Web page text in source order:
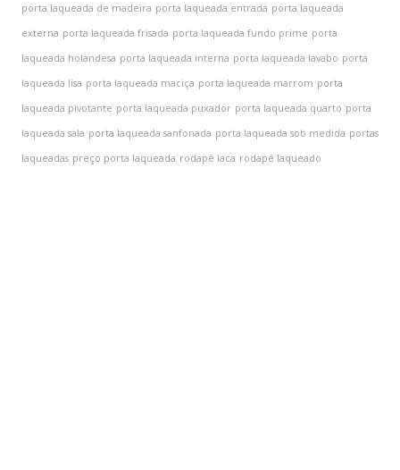
porta laqueada de madeira porta laqueada entrada porta laqueada
externa porta laqueada frisada porta laqueada fundo prime porta
laqueada holandesa porta laqueada interna porta laqueada lavabo porta
laqueada lisa porta laqueada maciça porta laqueada marrom porta
laqueada pivotante porta laqueada puxador porta laqueada quarto porta
laqueada sala porta laqueada sanfonada porta laqueada sob medida portas
laqueadas preço porta laqueada rodapé laca rodapé laqueado